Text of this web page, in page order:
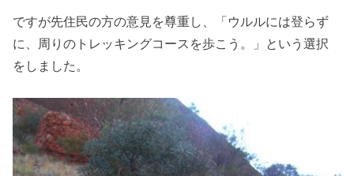
ですが先住民の方の意見を尊重し、「ウルルには登らず
に、周りのトレッキングコースを歩こう。」という選択
をしました。